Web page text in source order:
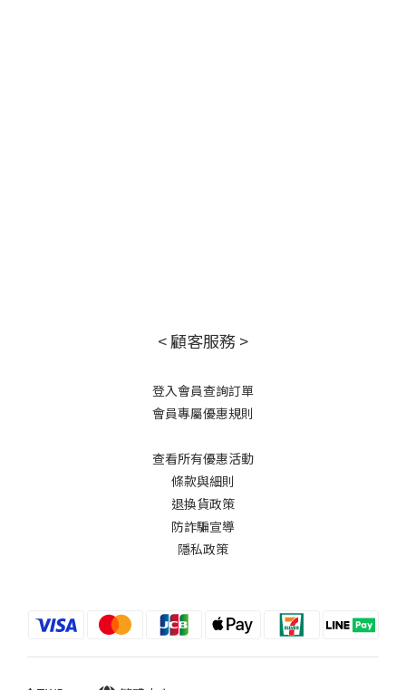
< 顧客服務 >
登入會員查詢訂單
會員專屬優惠規則
查看所有優惠活動
條款與細則
退換貨政策
防詐騙宣導
隱私政策